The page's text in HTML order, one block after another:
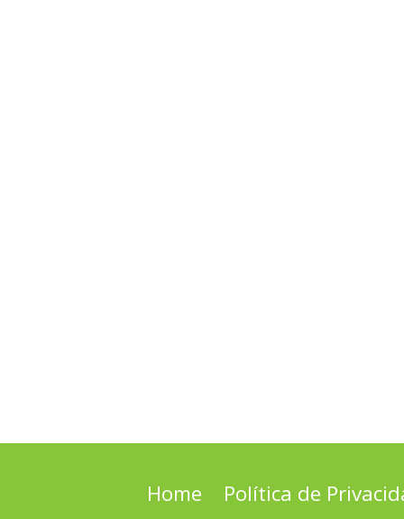
Home Política de